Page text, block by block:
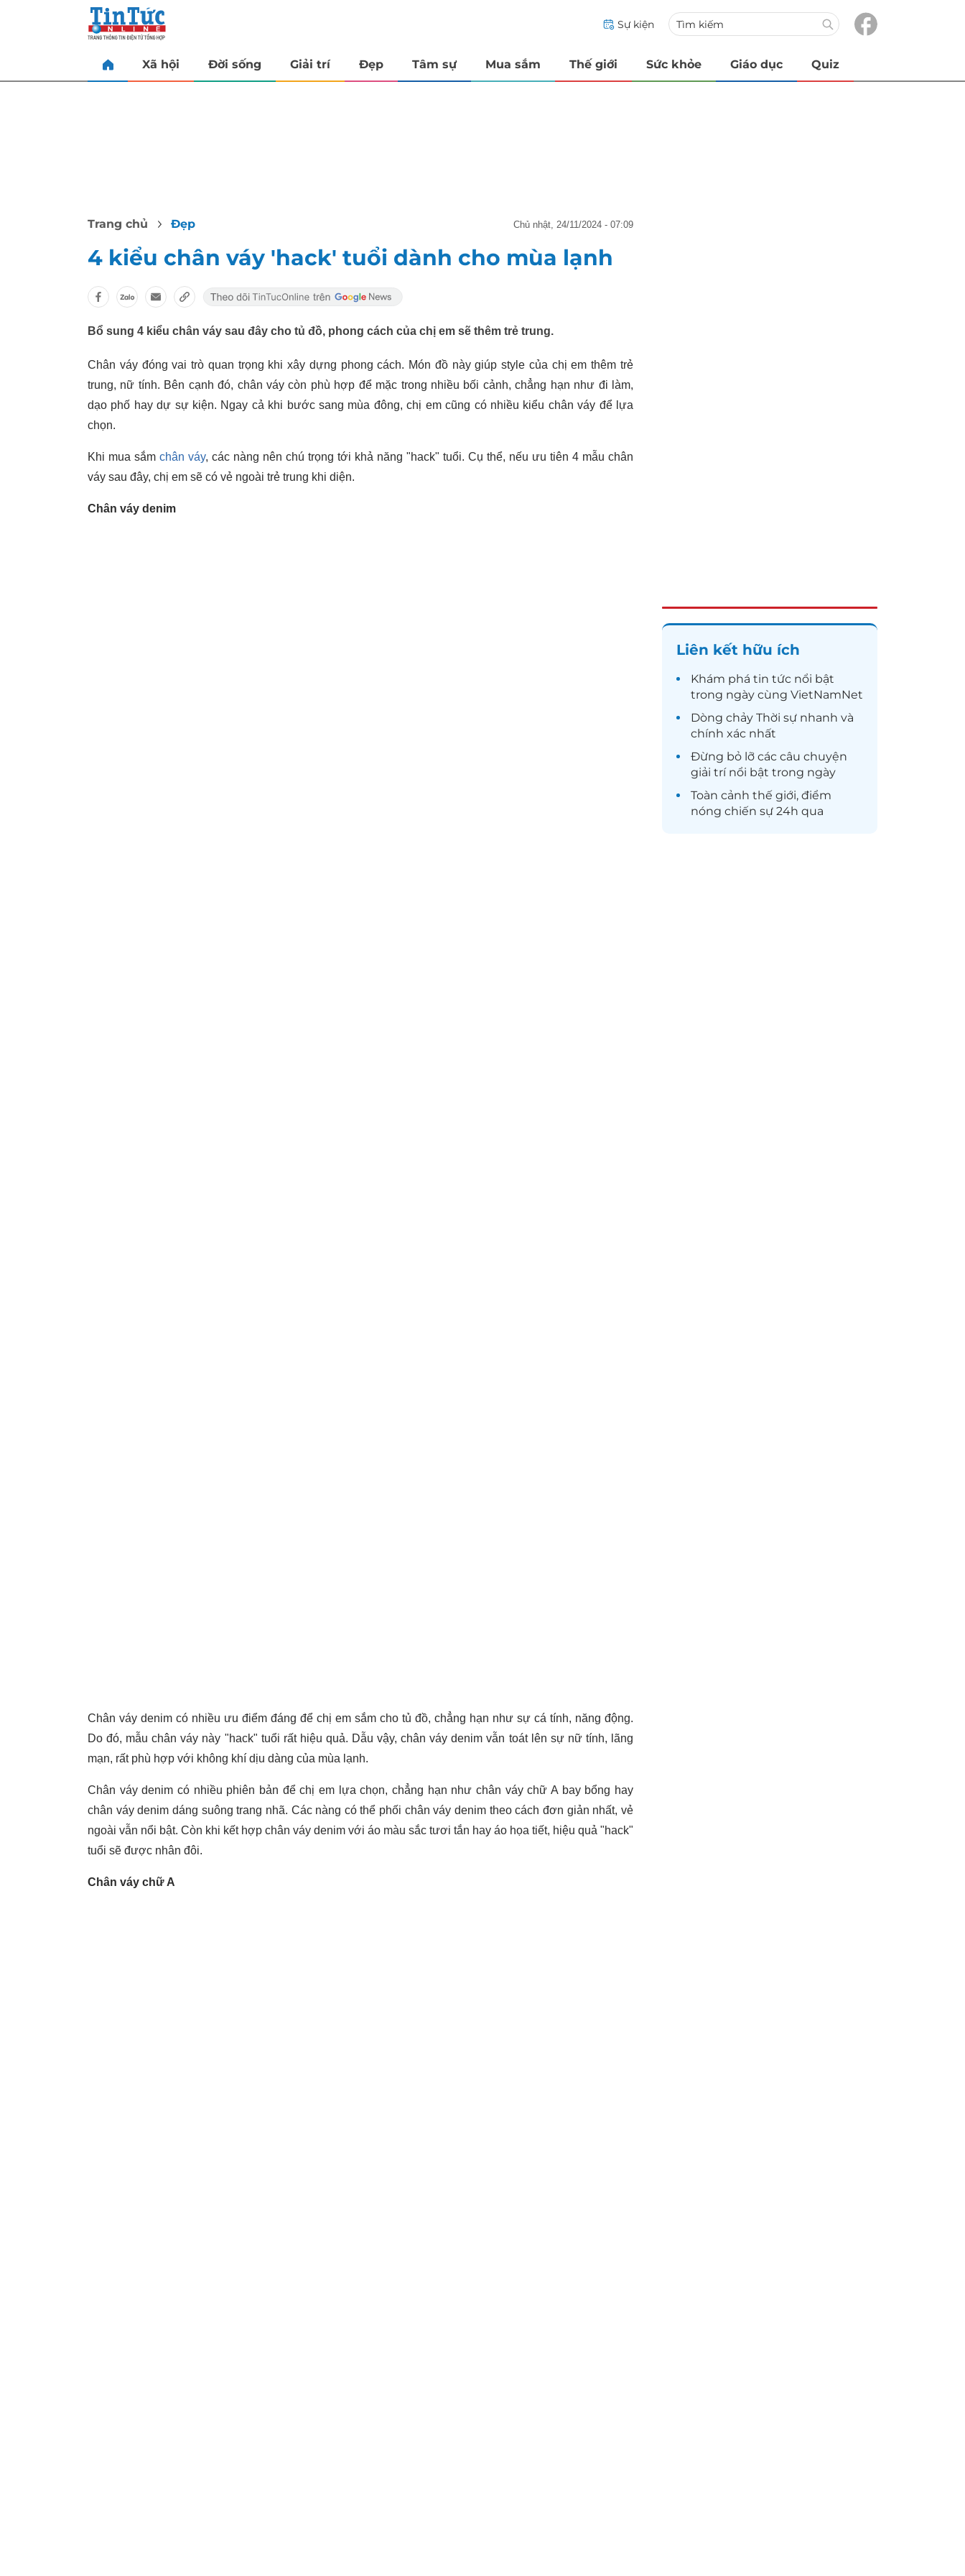
Sự kiện
Xã hội Đời sống Giải trí Đẹp Tâm sự Mua sắm Thế giới Sức khỏe Giáo dục Quiz
Trang chủ Đẹp chủ nhật, 24/11/2024 - 07:09
4 kiểu chân váy 'hack' tuổi dành cho mùa lạnh
Bổ sung 4 kiểu chân váy sau đây cho tủ đồ, phong cách của chị em sẽ thêm trẻ trung.
Chân váy đóng vai trò quan trọng khi xây dựng phong cách. Món đồ này giúp style của chị em thêm trẻ
trung, nữ tính. Bên cạnh đó, chân váy còn phù hợp để mặc trong nhiều bối cảnh, chẳng hạn như đi làm,
dạo phố hay dự sự kiện. Ngay cả khi bước sang mùa đông, chị em cũng có nhiều kiểu chân váy để lựa
chọn.
Khi mua sắm chân váy, các nàng nên chú trọng tới khả năng "hack" tuổi. Cụ thể, nếu ưu tiên 4 mẫu chân
váy sau đây, chị em sẽ có vẻ ngoài trẻ trung khi diện.
Chân váy denim
Chân váy denim có nhiều ưu điểm đáng để chị em sắm cho tủ đồ, chẳng hạn như sự cá tính, năng động.
Do đó, mẫu chân váy này "hack" tuổi rất hiệu quả. Dẫu vậy, chân váy denim vẫn toát lên sự nữ tính, lãng
mạn, rất phù hợp với không khí dịu dàng của mùa lạnh.
Chân váy denim có nhiều phiên bản để chị em lựa chọn, chẳng hạn như chân váy chữ A bay bổng hay
chân váy denim dáng suông trang nhã. Các nàng có thể phối chân váy denim theo cách đơn giản nhất, vẻ
ngoài vẫn nổi bật. Còn khi kết hợp chân váy denim với áo màu sắc tươi tắn hay áo họa tiết, hiệu quả "hack"
tuổi sẽ được nhân đôi.
Chân váy chữ A
Liên kết hữu ích
Khám phá tin tức nổi bật
trong ngày cùng VietNamNet
Dòng chảy Thời sự nhanh và
chính xác nhất
Đừng bỏ lỡ các câu chuyện
giải trínổi bật trong ngày
Toàn cảnh thế giới, điểm
nóng chiến sự 24h qua